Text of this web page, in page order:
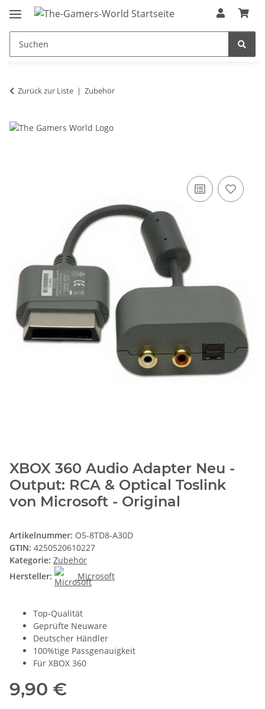
Zurück zur Liste Zubehör
XBOX 360 Audio Adapter Neu -
Output: RCA & Optical Toslink
von Microsoft - Original
Artikelnummer: O5-8TD8-A30D
GTIN: 4250520610227
Kategorie: Zubehör
Hersteller:
Microsoft
Top-Qualität
Geprüfte Neuware
Deutscher Händler
100%tige Passgenauigkeit
Für XBOX 360
9,90 €